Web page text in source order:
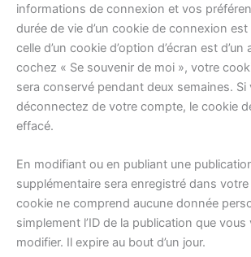
informations de connexion et vos
durée de vie d’un cookie de connexion
celle d’un cookie d’option d’écran est d’un
cochez « Se souvenir de moi », votre
sera conservé pendant deux semaines. Si
déconnectez de votre compte, le cookie
effacé.
En modifiant ou en publiant une
supplémentaire sera enregistré dans
cookie ne comprend aucune donnée
simplement l’ID de la publication que vous
modifier. Il expire au bout d’un jour.